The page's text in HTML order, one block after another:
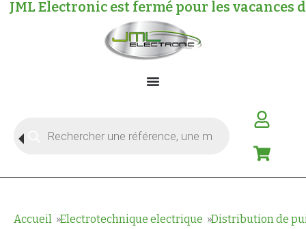
JML Electronic est fermé pour les vacances
Accueil Electrotechnique electrique Distribution de